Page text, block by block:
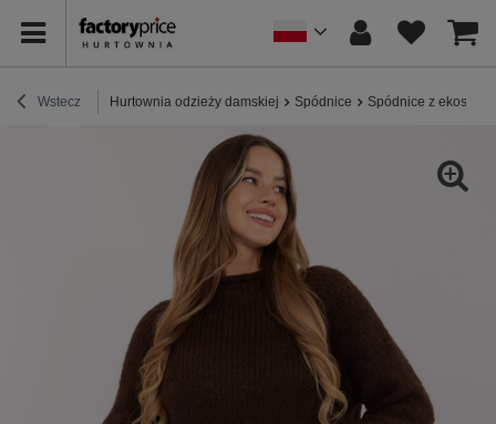
Wstecz Hurtownia odzieży damskiej Spódnice Spódnice z ekoskóry